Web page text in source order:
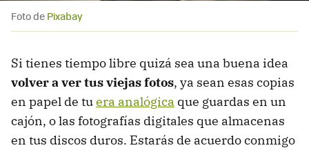
Foto de Pixabay
Si tienes tiempo libre quizá sea una buena idea
volver a ver tus viejas fotos, ya sean esas copias
en papel de tuera analógica que guardas en un
cajón, o las fotografías digitales que almacenas
en tus discos duros. Estarás de acuerdo conmigo